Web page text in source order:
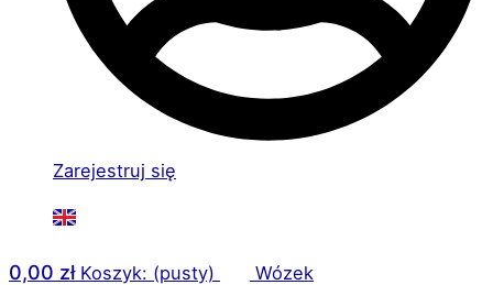
Zarejestruj się
0,00 zł Koszyk: (pusty) Wózek